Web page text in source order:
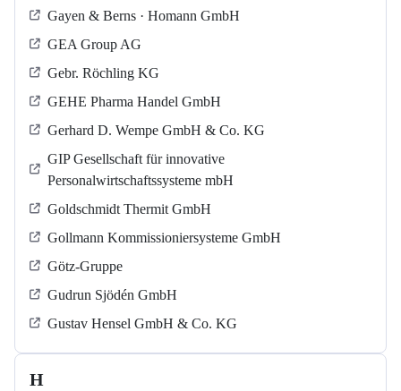
Gayen & Berns · Homann GmbH
GEA Group AG
Gebr. Röchling KG
GEHE Pharma Handel GmbH
Gerhard D. Wempe GmbH & Co. KG
GIP Gesellschaft für innovative
Personalwirtschaftssysteme mbH
Goldschmidt Thermit GmbH
Gollmann Kommissioniersysteme GmbH
Götz-Gruppe
Gudrun Sjödén GmbH
Gustav Hensel GmbH & Co. KG
H